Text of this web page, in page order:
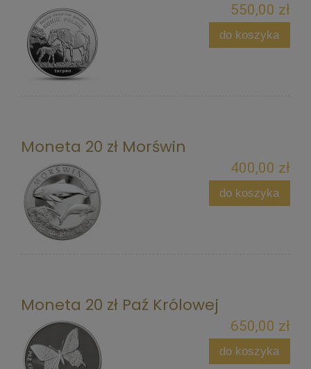
550,00 zł
do koszyka
Moneta 20 zł Morświn
400,00 zł
do koszyka
Moneta 20 zł Paź Królowej
650,00 zł
do koszyka